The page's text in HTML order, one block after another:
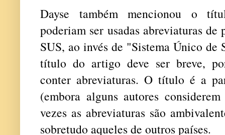
Dayse também mencionou o
poderiam ser usadas abreviaturas
SUS, ao invés de "Sistema Único de
título do artigo deve ser breve,
conter abreviaturas. O título é a
(embora alguns autores
vezes as abreviaturas são
sobretudo aqueles de outros países.